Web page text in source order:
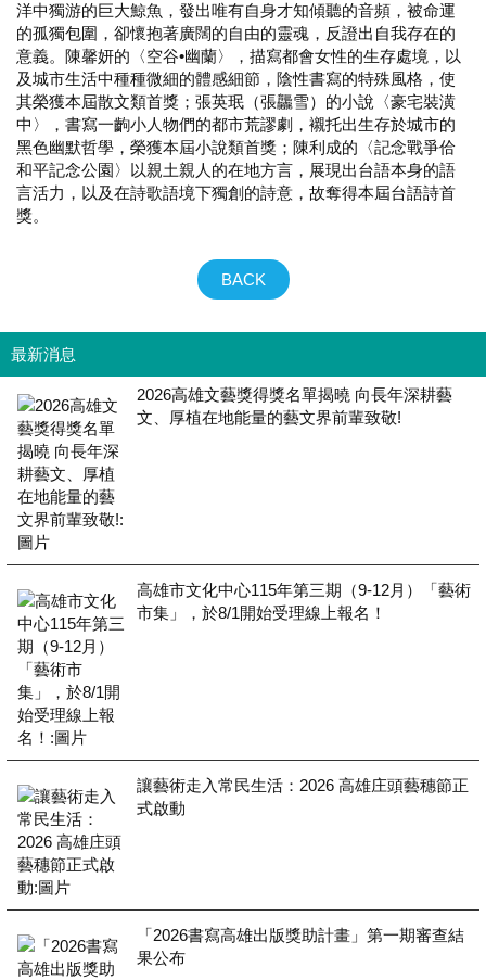
洋中獨游的巨大鯨魚，發出唯有自身才知傾聽的音頻，被命運
的孤獨包圍，卻懷抱著廣闊的自由的靈魂，反證出自我存在的
意義。陳馨妍的〈空谷•幽蘭〉，描寫都會女性的生存處境，以
及城市生活中種種微細的體感細節，陰性書寫的特殊風格，使
其榮獲本屆散文類首獎；張英珉（張龘雪）的小說〈豪宅裝潢
中〉，書寫一齣小人物們的都市荒謬劇，襯托出生存於城市的
黑色幽默哲學，榮獲本屆小說類首獎；陳利成的〈記念戰爭佮
和平記念公園〉以親土親人的在地方言，展現出台語本身的語
言活力，以及在詩歌語境下獨創的詩意，故奪得本屆台語詩首
獎。
BACK
最新消息
2026高雄文藝獎得獎名單揭曉 向長年深耕藝
文、厚植在地能量的藝文界前輩致敬!
高雄市文化中心115年第三期（9-12月）「藝術
市集」，於8/1開始受理線上報名！
讓藝術走入常民生活：2026 高雄庄頭藝穗節正
式啟動
「2026書寫高雄出版獎助計畫」第一期審查結
果公布